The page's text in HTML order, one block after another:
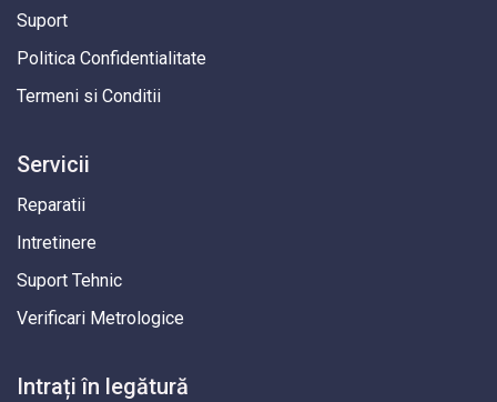
Suport
Politica Confidentialitate
Termeni si Conditii
Servicii
Reparatii
Intretinere
Suport Tehnic
Verificari Metrologice
Intrați în legătură